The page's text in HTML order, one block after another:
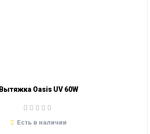
Вытяжка Oasis UV 60W
Есть в наличии